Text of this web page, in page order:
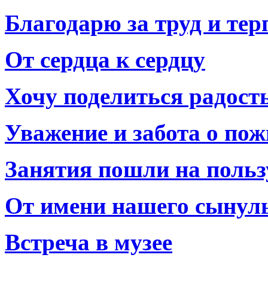
Благодарю за труд и
От сердца к сердцу
Хочу поделиться
Уважение и забота о
Занятия пошли на
От имени нашего
Встреча в музее